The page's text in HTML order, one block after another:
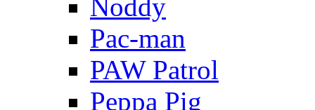
Noddy
Pac-man
PAW Patrol
Peppa Pig